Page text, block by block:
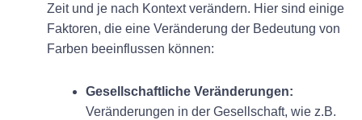
Zeit und je nach Kontext verändern. Hier sind einige
Faktoren, die eine Veränderung der Bedeutung von
Farben beeinflussen können:
Gesellschaftliche Veränderungen:
Veränderungen in der Gesellschaft, wie z.B.